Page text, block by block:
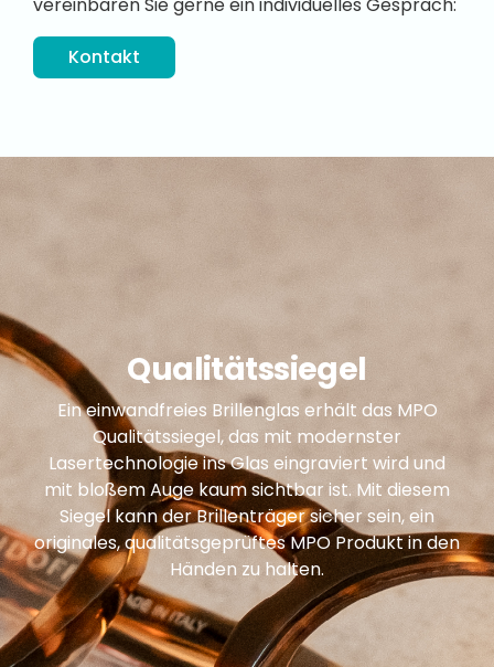
vereinbaren Sie gerne ein individuelles Gespräch:
Kontakt
Qualitätssiegel
Ein einwandfreies Brillenglas erhält das MPO
Qualitätssiegel, das mit modernster
Lasertechnologie ins Glas eingraviert wird und
mit bloßem Auge kaum sichtbar ist. Mit diesem
Siegel kann der Brillenträger sicher sein, ein
originales, qualitätsgeprüftes MPO Produkt in den
Händen zu halten.